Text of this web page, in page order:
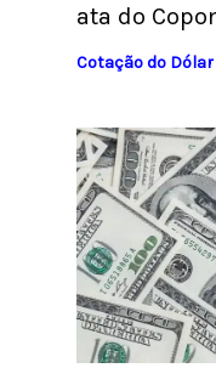
ata do
Cotação do Dólar